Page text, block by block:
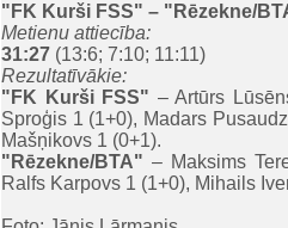
"FK Kurši FSS" – "Rēzekne/
Metienu attiecība:
31:27 (13:6; 7:10; 11:11)
Rezultatīvākie:
"FK Kurši FSS" – Artūrs
Sproģis 1 (1+0), Madars
Mašņikovs 1 (0+1).
"Rēzekne/BTA" – Maksims
Ralfs Karpovs 1 (1+0), Mihails